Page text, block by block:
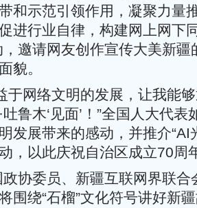
和示范引领作用，凝聚力量
进行业自律，构建网上网下
，邀请网友创作宣传大美新
貌。
网络文明的发展，让我能够
鲁木‘见面’！”全国人大代表
发展带来的感动，并推介“AI
，以此庆祝自治区成立70周
委员、新疆互联网界联合
围绕“石榴”文化符号讲好新